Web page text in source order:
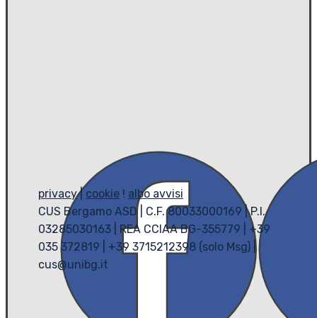
privacy|cookie ! albo avvisi
CUS Bergamo ASD | C.F. 80033000169 | P.I.
03285030163 | REA CCIAA BG-355779 | +39
035 372819 | +39 3715212398 (solo Msg) |
cus@unibg.it